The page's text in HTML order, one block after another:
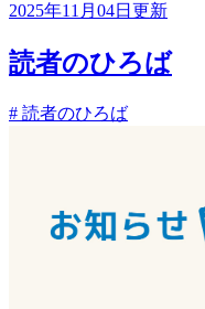
2025年11月04日更新
読者のひろば
# 読者のひろば